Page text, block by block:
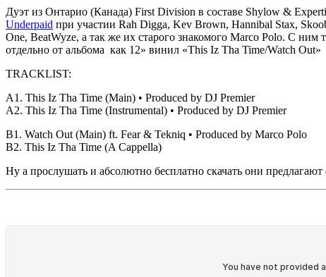
Дуэт из Онтарио (Канада) First Division в составе Shylow &
Underpaid при участии Rah Digga, Kev Brown, Hannibal Stax,
One, BeatWyze, а так же их старого знакомого Marco Polo. С ним
отдельно от альбома как 12» винил «This Iz Tha Time/Watch Out»
TRACKLIST:
A1. This Iz Tha Time (Main) • Produced by DJ Premier
A2. This Iz Tha Time (Instrumental) • Produced by DJ Premier
B1. Watch Out (Main) ft. Fear & Tekniq • Produced by Marco Polo
B2. This Iz Tha Time (A Cappella)
Ну а прослушать и абсолютно бесплатно скачать они предлагают